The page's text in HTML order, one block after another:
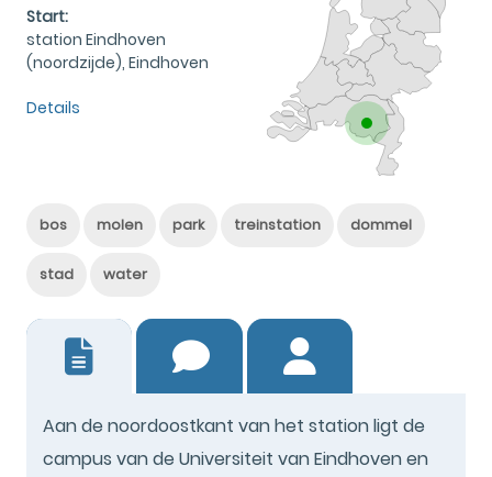
Start:
station Eindhoven
(noordzijde), Eindhoven
Details
bos molen park treinstation dommel
stad water
Aan de noordoostkant van het station ligt de
campus van de Universiteit van Eindhoven en